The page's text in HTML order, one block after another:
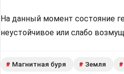
На данный момент состояние
неустойчивое или слабо
# Магнитная буря # Земля #